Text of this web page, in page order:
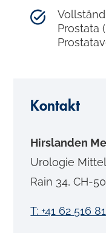
Prostata
Kontakt
Hirslanden
Urologie
Rain 34, CH-
T: +41 62 516